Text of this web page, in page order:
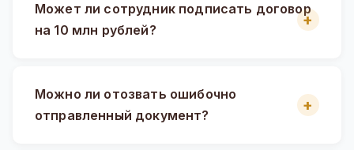
Может ли сотрудник подписать договор
на 10 млн рублей?
Можно ли отозвать ошибочно
отправленный документ?